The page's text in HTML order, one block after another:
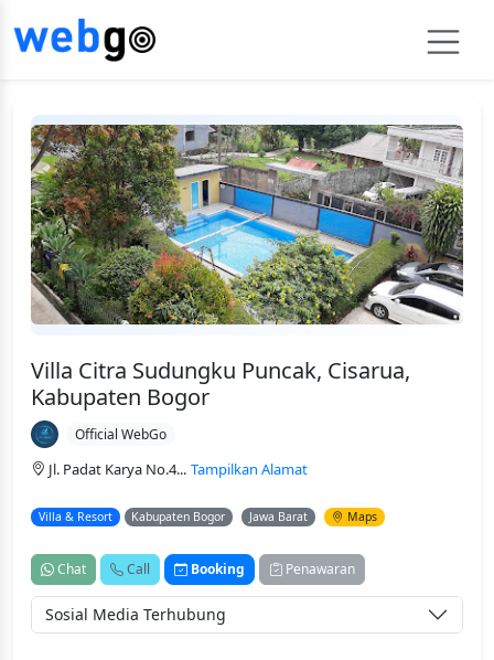
Villa Citra Sudungku Puncak, Cisarua,
Kabupaten Bogor
Official WebGo
Jl. Padat Karya No.4... Tampilkan Alamat
Villa & Resort Kabupaten Bogor Jawa Barat Maps
Chat Call Booking Penawaran
Sosial Media Terhubung